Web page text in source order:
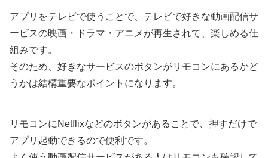
アプリをテレビで使うことで、テレビで好きな動画配信サ
ービスの映画・ドラマ・アニメが再生されて、楽しめる仕
組みです。
そのため、好きなサービスのボタンがリモコンにあるかど
うかは結構重要なポイントになります。
リモコンにNetflixなどのボタンがあることで、押すだけで
アプリ起動できるので便利です。